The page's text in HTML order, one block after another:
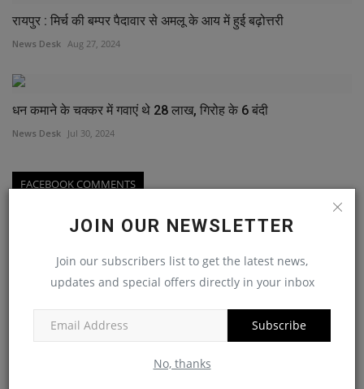
JOIN OUR NEWSLETTER
Join our subscribers list to get the latest news,
updates and special offers directly in your inbox
Subscribe
No, thanks
रायपुर : मिर्च की बम्पर पैदावार से अमलू के आय में हुई बढ़ोत्तरी
News Desk Aug 27, 2024
धन कमाने के चक्कर में गवाएं थे 28 लाख, गिरोह के 6 बंदी
News Desk Jul 30, 2024
FACEBOOK COMMENTS